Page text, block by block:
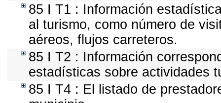
85 I T1 : Información
al turismo, como número de
aéreos, flujos carreteros.
85 I T2 : Información
estadísticas sobre actividades
85 I T4 : El listado de